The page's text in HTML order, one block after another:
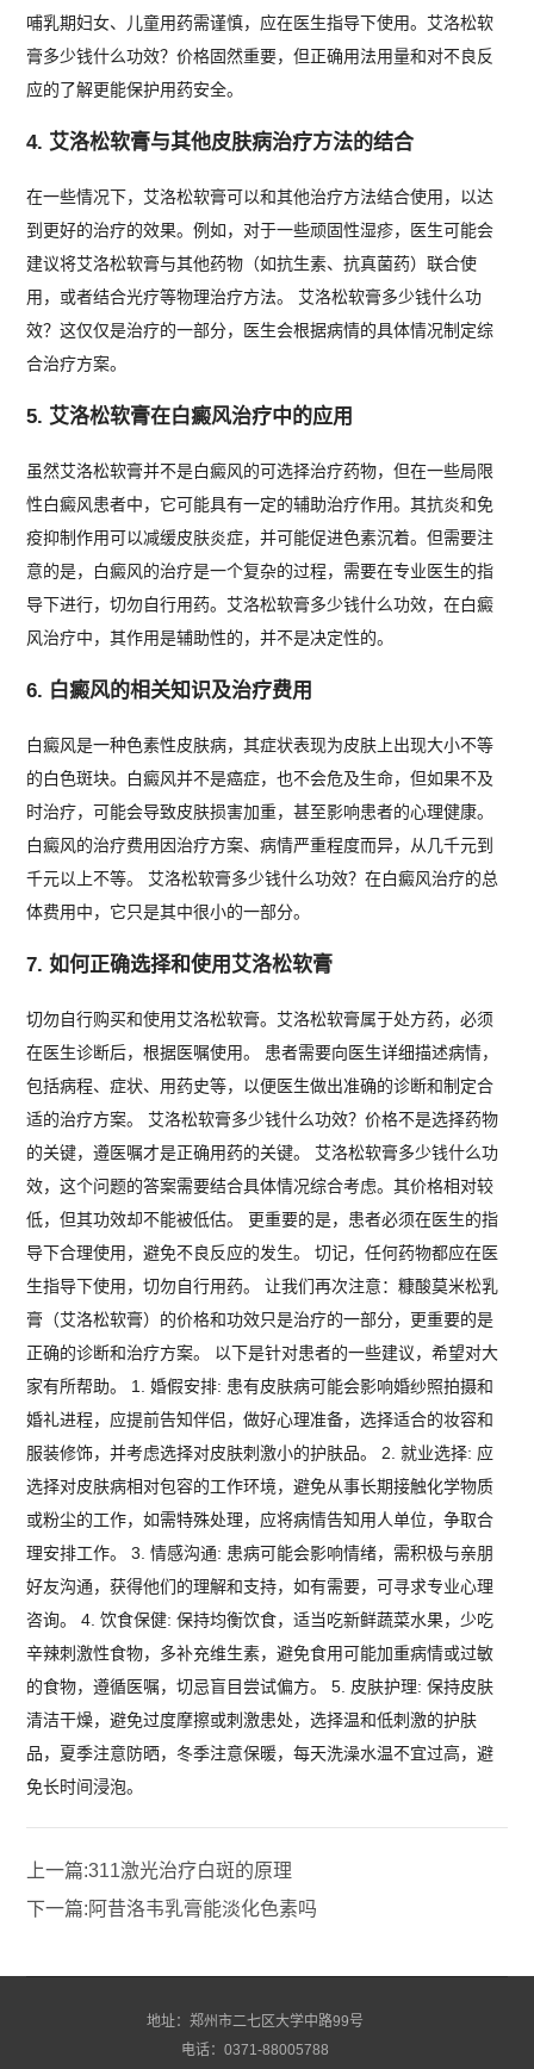
哺乳期妇女、儿童用药需谨慎，应在医生指导下使用。艾洛松软
膏多少钱什么功效？价格固然重要，但正确用法用量和对不良反
应的了解更能保护用药安全。
4. 艾洛松软膏与其他皮肤病治疗方法的结合
在一些情况下，艾洛松软膏可以和其他治疗方法结合使用，以达
到更好的治疗的效果。例如，对于一些顽固性湿疹，医生可能会
建议将艾洛松软膏与其他药物（如抗生素、抗真菌药）联合使
用，或者结合光疗等物理治疗方法。 艾洛松软膏多少钱什么功
效？这仅仅是治疗的一部分，医生会根据病情的具体情况制定综
合治疗方案。
5. 艾洛松软膏在白癜风治疗中的应用
虽然艾洛松软膏并不是白癜风的可选择治疗药物，但在一些局限
性白癜风患者中，它可能具有一定的辅助治疗作用。其抗炎和免
疫抑制作用可以减缓皮肤炎症，并可能促进色素沉着。但需要注
意的是，白癜风的治疗是一个复杂的过程，需要在专业医生的指
导下进行，切勿自行用药。艾洛松软膏多少钱什么功效，在白癜
风治疗中，其作用是辅助性的，并不是决定性的。
6. 白癜风的相关知识及治疗费用
白癜风是一种色素性皮肤病，其症状表现为皮肤上出现大小不等
的白色斑块。白癜风并不是癌症，也不会危及生命，但如果不及
时治疗，可能会导致皮肤损害加重，甚至影响患者的心理健康。
白癜风的治疗费用因治疗方案、病情严重程度而异，从几千元到
千元以上不等。 艾洛松软膏多少钱什么功效？在白癜风治疗的总
体费用中，它只是其中很小的一部分。
7. 如何正确选择和使用艾洛松软膏
切勿自行购买和使用艾洛松软膏。艾洛松软膏属于处方药，必须
在医生诊断后，根据医嘱使用。 患者需要向医生详细描述病情，
包括病程、症状、用药史等，以便医生做出准确的诊断和制定合
适的治疗方案。 艾洛松软膏多少钱什么功效？价格不是选择药物
的关键，遵医嘱才是正确用药的关键。 艾洛松软膏多少钱什么功
效，这个问题的答案需要结合具体情况综合考虑。其价格相对较
低，但其功效却不能被低估。 更重要的是，患者必须在医生的指
导下合理使用，避免不良反应的发生。 切记，任何药物都应在医
生指导下使用，切勿自行用药。 让我们再次注意：糠酸莫米松乳
膏（艾洛松软膏）的价格和功效只是治疗的一部分，更重要的是
正确的诊断和治疗方案。 以下是针对患者的一些建议，希望对大
家有所帮助。 1. 婚假安排: 患有皮肤病可能会影响婚纱照拍摄和
婚礼进程，应提前告知伴侣，做好心理准备，选择适合的妆容和
服装修饰，并考虑选择对皮肤刺激小的护肤品。 2. 就业选择: 应
选择对皮肤病相对包容的工作环境，避免从事长期接触化学物质
或粉尘的工作，如需特殊处理，应将病情告知用人单位，争取合
理安排工作。 3. 情感沟通: 患病可能会影响情绪，需积极与亲朋
好友沟通，获得他们的理解和支持，如有需要，可寻求专业心理
咨询。 4. 饮食保健: 保持均衡饮食，适当吃新鲜蔬菜水果，少吃
辛辣刺激性食物，多补充维生素，避免食用可能加重病情或过敏
的食物，遵循医嘱，切忌盲目尝试偏方。 5. 皮肤护理: 保持皮肤
清洁干燥，避免过度摩擦或刺激患处，选择温和低刺激的护肤
品，夏季注意防晒，冬季注意保暖，每天洗澡水温不宜过高，避
免长时间浸泡。
上一篇:311激光治疗白斑的原理
下一篇: 阿昔洛韦乳膏能淡化色素吗
地址：郑州市二七区大学中路99号
电话：0371-88005788